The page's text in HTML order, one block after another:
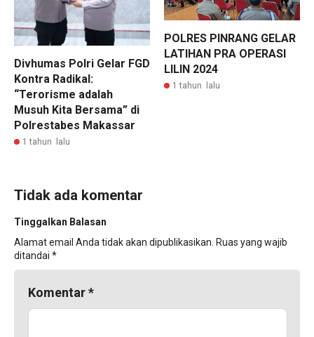
Divhumas Polri Gelar FGD
Kontra Radikal:
“Terorisme adalah
Musuh Kita Bersama” di
Polrestabes Makassar
1 tahun lalu
POLRES PINRANG GELAR
LATIHAN PRA OPERASI
LILIN 2024
1 tahun lalu
Tidak ada komentar
Tinggalkan Balasan
Alamat email Anda tidak akan dipublikasikan. Ruas yang wajib
ditandai *
Komentar*